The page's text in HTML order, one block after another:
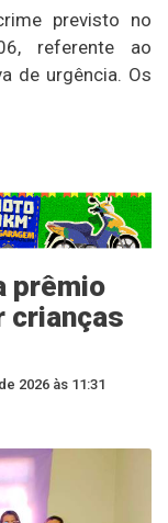
previsto no
referente ao
de urgência. Os
prêmio
crianças
2026 às 11:31